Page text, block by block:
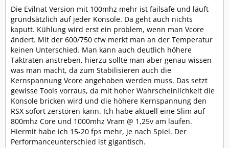
Es wird als "Projekt RSX boost" betitelt.
Wenn ich das richtig verstehe handelt es sich konkret
um eine gewöhnliche CFW in der ein Overclock Profil
implementiert ist und dafür sorgt das der Cell und RSX
jeweils um 100 mhz übertaktet werden.
Sprich, statt 500mhz--> 600mhz (Cell)
und statt. 650mhz --> 750mhz (RSX)
Natürlich sollte man bei diesen Zahlen keine brutale
Leistungssteigerung erwarten, aber ich denke das 5-6
FPS mehr bei der PS3 den Unterschied macht ob das
Spiel nun unter 30 FPS läuft oder mit konstanten 30 FPS.
Die Evilnat Version mit 100mhz mehr ist failsafe und läuft
grundsätzlich auf jeder Konsole. Da geht auch nichts
kaputt. Kühlung wird erst ein problem, wenn man Vcore
ändert. Mit der 600/750 cfw merkt man an der Temperatur
keinen Unterschied. Man kann auch deutlich höhere
Taktraten anstreben, hierzu sollte man aber genau wissen
was man macht, da zum Stabilisieren auch die
Kernspannung Vcore angehoben werden muss. Das setzt
gewisse Tools vorraus, da mit hoher Wahrscheinlichkeit die
Konsole bricken wird und die höhere Kernspannung den
RSX sofort zerstören kann. Ich habe aktuell eine Slim auf
800mhz Core und 1000mhz Vram @ 1,25v am laufen.
Hiermit habe ich 15-20 fps mehr, je nach Spiel. Der
Performanceunterschied ist gigantisch.